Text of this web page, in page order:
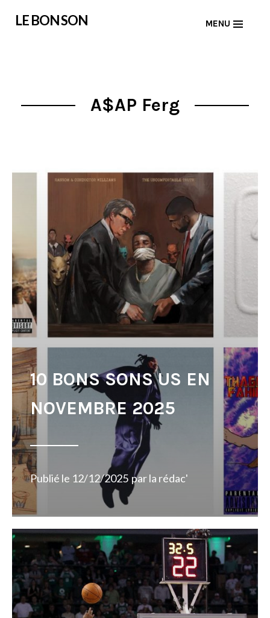
LE BON SON MENU
A$AP Ferg
10 BONS SONS US EN
NOVEMBRE 2025
Publié le 12/12/2025 parla rédac'